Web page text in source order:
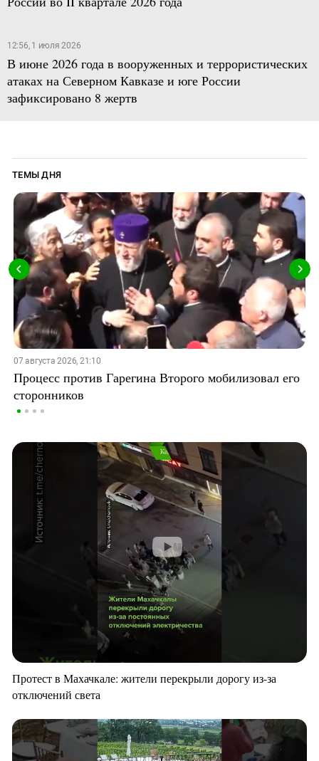
12:56, 1 июля 2026
В июне 2026 года в вооруженных и террористических
атаках на Северном Кавказе и юге России
зафиксировано 8 жертв
ТЕМЫ ДНЯ
07 августа 2026, 21:10
Процесс против Гарегина Второго мобилизовал его
сторонников
Протест в Махачкале: жители перекрыли дорогу из-за
отключений света